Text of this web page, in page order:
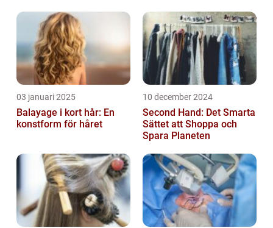
03 januari 2025
Balayage i kort hår: En
konstform för håret
10 december 2024
Second Hand: Det Smarta
Sättet att Shoppa och
Spara Planeten